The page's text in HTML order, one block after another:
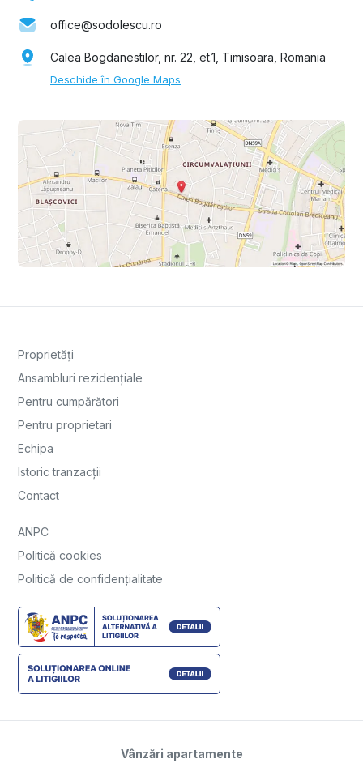
office@sodolescu.ro
Calea Bogdanestilor, nr. 22, et.1, Timisoara, Romania
Deschide în Google Maps
Proprietăți
Ansambluri rezidențiale
Pentru cumpărători
Pentru proprietari
Echipa
Istoric tranzacții
Contact
ANPC
Politică cookies
Politică de confidențialitate
Vânzări apartamente